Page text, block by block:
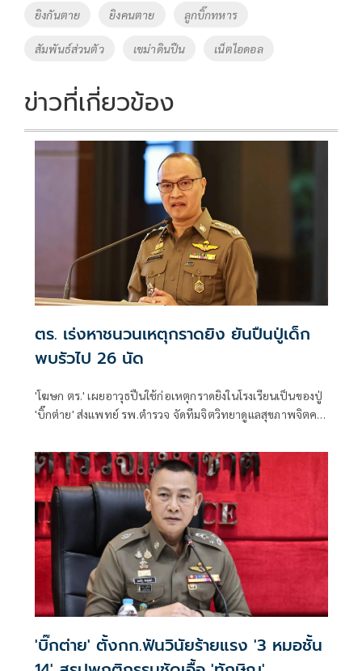
ยิงกันตาย ยิงคนตาย ลูกบิ๊กทหาร
สัมพันธ์ส่วนตัว เขม่าดินปืน เน็ตไอดอล
ข่าวที่เกี่ยวข้อง
ตร. เร่งหาชนวนเหตุกราดยิง ยันปืนปู่เด็ก
พบรัวไป 26 นัด
'โฆษก ตร.' เผยอาวุธปืนใช้ก่อเหตุกราดยิงในโรงเรียนเป็นของปู่
'บิ๊กต่าย' ส่งแพทย์ รพ.ตำรวจ จัดทีมจิตวิทยาดูแลสุขภาพจิตครู
'บิ๊กต่าย' ตั้งกก.ฟันวินัยร้ายแรง '3 หมอชั้น